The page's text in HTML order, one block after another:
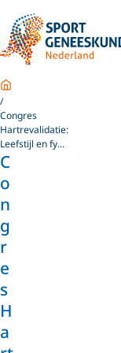
Home
Congres
Hartrevalidatie:
Leefstijl en fy...
C
o
n
g
r
e
s
H
a